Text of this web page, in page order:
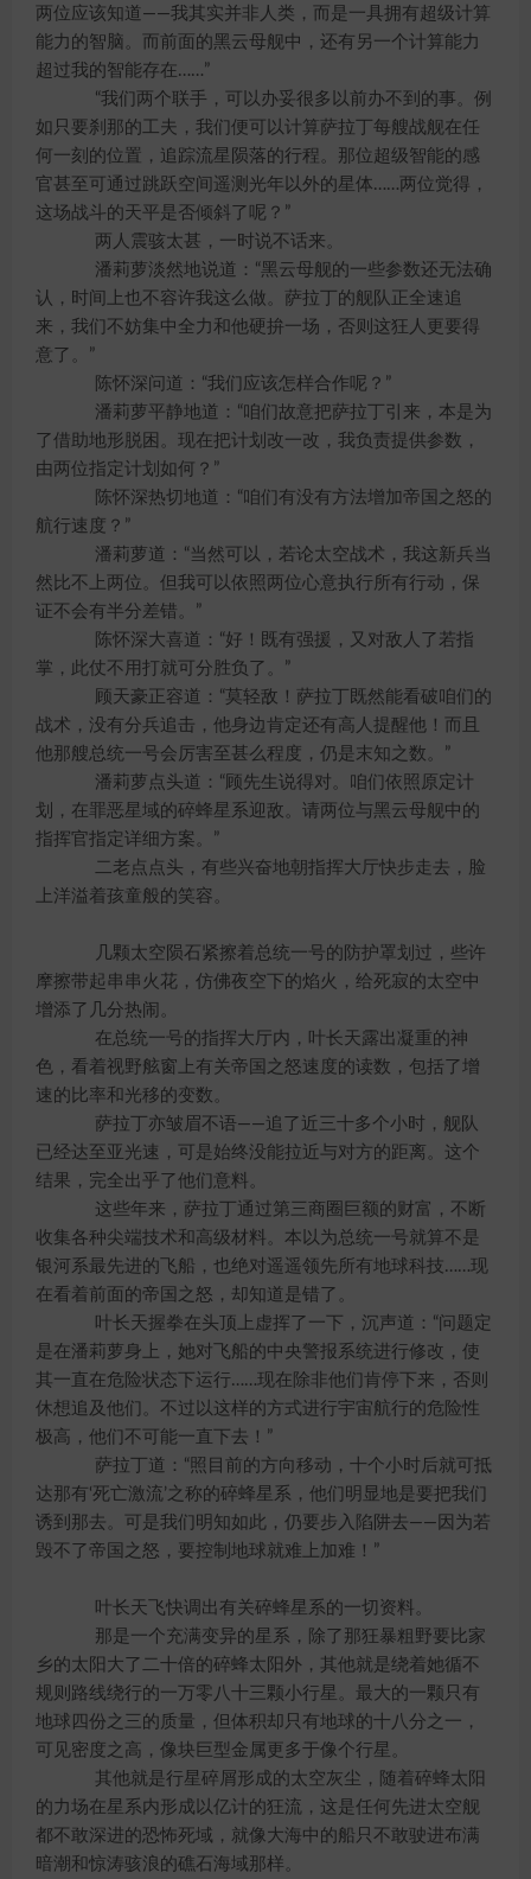
两位应该知道——我其实并非人类，而是一具拥有超级计算
能力的智脑。而前面的黑云母舰中，还有另一个计算能力
超过我的智能存在……”
“我们两个联手，可以办妥很多以前办不到的事。例
如只要刹那的工夫，我们便可以计算萨拉丁每艘战舰在任
何一刻的位置，追踪流星陨落的行程。那位超级智能的感
官甚至可通过跳跃空间遥测光年以外的星体……两位觉得，
这场战斗的天平是否倾斜了呢？”
两人震骇太甚，一时说不话来。
潘莉萝淡然地说道：“黑云母舰的一些参数还无法确
认，时间上也不容许我这么做。萨拉丁的舰队正全速追
来，我们不妨集中全力和他硬拚一场，否则这狂人更要得
意了。”
陈怀深问道：“我们应该怎样合作呢？”
潘莉萝平静地道：“咱们故意把萨拉丁引来，本是为
了借助地形脱困。现在把计划改一改，我负责提供参数，
由两位指定计划如何？”
陈怀深热切地道：“咱们有没有方法增加帝国之怒的
航行速度？”
潘莉萝道：“当然可以，若论太空战术，我这新兵当
然比不上两位。但我可以依照两位心意执行所有行动，保
证不会有半分差错。”
陈怀深大喜道：“好！既有强援，又对敌人了若指
掌，此仗不用打就可分胜负了。”
顾天豪正容道：“莫轻敌！萨拉丁既然能看破咱们的
战术，没有分兵追击，他身边肯定还有高人提醒他！而且
他那艘总统一号会厉害至甚么程度，仍是末知之数。”
潘莉萝点头道：“顾先生说得对。咱们依照原定计
划，在罪恶星域的碎蜂星系迎敌。请两位与黑云母舰中的
指挥官指定详细方案。”
二老点点头，有些兴奋地朝指挥大厅快步走去，脸
上洋溢着孩童般的笑容。
几颗太空陨石紧擦着总统一号的防护罩划过，些许
摩擦带起串串火花，仿佛夜空下的焰火，给死寂的太空中
增添了几分热闹。
在总统一号的指挥大厅内，叶长天露出凝重的神
色，看着视野舷窗上有关帝国之怒速度的读数，包括了增
速的比率和光移的变数。
萨拉丁亦皱眉不语——追了近三十多个小时，舰队
已经达至亚光速，可是始终没能拉近与对方的距离。这个
结果，完全出乎了他们意料。
这些年来，萨拉丁通过第三商圈巨额的财富，不断
收集各种尖端技术和高级材料。本以为总统一号就算不是
银河系最先进的飞船，也绝对遥遥领先所有地球科技……现
在看着前面的帝国之怒，却知道是错了。
叶长天握拳在头顶上虚挥了一下，沉声道：“问题定
是在潘莉萝身上，她对飞船的中央警报系统进行修改，使
其一直在危险状态下运行……现在除非他们肯停下来，否则
休想追及他们。不过以这样的方式进行宇宙航行的危险性
极高，他们不可能一直下去！”
萨拉丁道：“照目前的方向移动，十个小时后就可抵
达那有‘死亡激流’之称的碎蜂星系，他们明显地是要把我们
诱到那去。可是我们明知如此，仍要步入陷阱去——因为若
毁不了帝国之怒，要控制地球就难上加难！”
叶长天飞快调出有关碎蜂星系的一切资料。
那是一个充满变异的星系，除了那狂暴粗野要比家
乡的太阳大了二十倍的碎蜂太阳外，其他就是绕着她循不
规则路线绕行的一万零八十三颗小行星。最大的一颗只有
地球四份之三的质量，但体积却只有地球的十八分之一，
可见密度之高，像块巨型金属更多于像个行星。
其他就是行星碎屑形成的太空灰尘，随着碎蜂太阳
的力场在星系内形成以亿计的狂流，这是任何先进太空舰
都不敢深进的恐怖死域，就像大海中的船只不敢驶进布满
暗潮和惊涛骇浪的礁石海域那样。